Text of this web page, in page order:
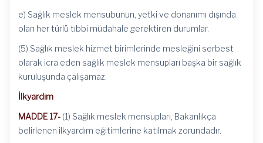
e) Sağlık meslek mensubunun, yetki ve donanımı dışında
olan her türlü tıbbi müdahale gerektiren durumlar.
(5) Sağlık meslek hizmet birimlerinde mesleğini serbest
olarak icra eden sağlık meslek mensupları başka bir sağlık
kuruluşunda çalışamaz.
İlkyardım
MADDE 17- (1) Sağlık meslek mensupları, Bakanlıkça
belirlenen ilkyardım eğitimlerine katılmak zorundadır.